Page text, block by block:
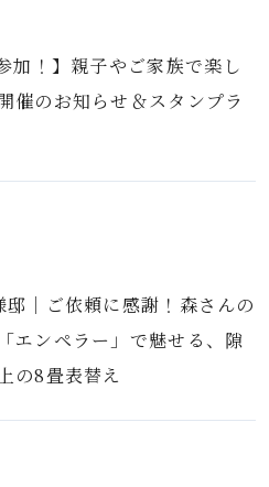
加！】親子やご家族で楽し
催のお知らせ＆スタンプラ
邸｜ご依頼に感謝！森さんの
エンペラー」で魅せる、隙
の8畳表替え